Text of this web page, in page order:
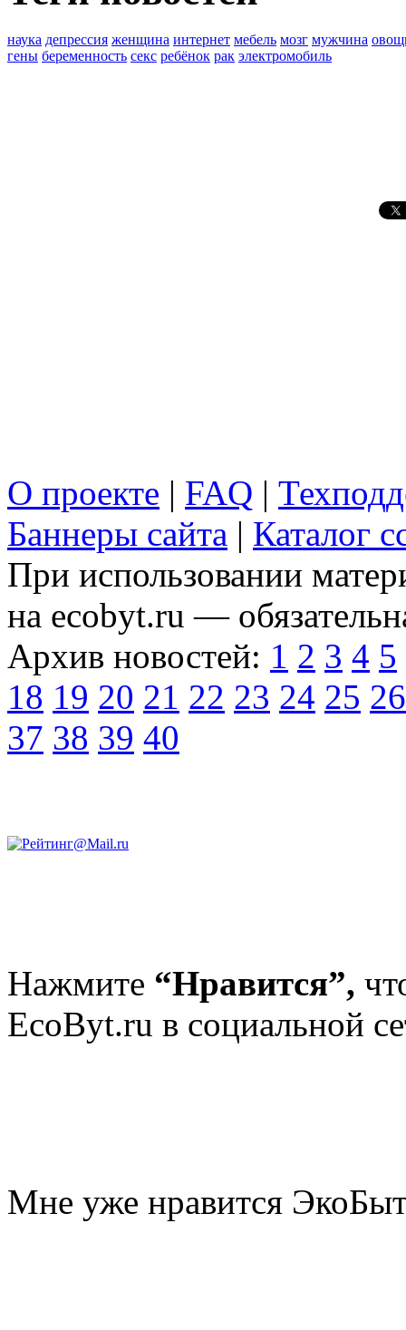
наука депрессия женщина интернет мебель мозг мужчина
гены беременность секс ребёнок рак электромобиль
О проекте | FAQ |
Баннеры сайта | Каталог
При использовании
на ecobyt.ru —
Архив новостей: 1 2 3 4 5
18 19 20 21 22 23 24 25 26
37 38 39 40
Нажмите “Нравится”,
EcoByt.ru в социальной
Мне уже нравится